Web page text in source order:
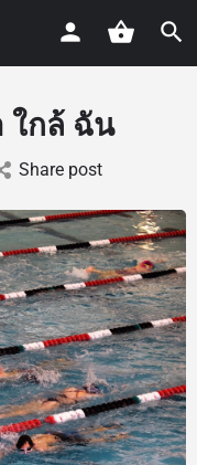
ใกล้ ฉัน
Share post